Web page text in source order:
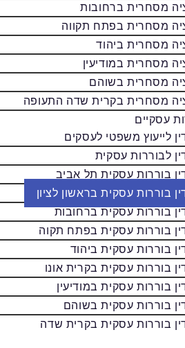
מסחרית ברחובות
מסחרית בפתח תקווה
מסחרית ביהוד
מסחרית במודיעין
מסחרית בשוהם
מסחרית בקרית שדה התעופה
עסקיים
לייעוץ משפטי לעסקים
לבוררות עסקית
בוררות עסקית תל אביב
בוררות עסקית בראשון לציון
בוררות עסקית ברחובות
בוררות עסקית בפתח תקוה
בוררות עסקית ביהוד
בוררות עסקית בקרית אונו
בוררות עסקית במודיעין
בוררות עסקית בשוהם
בוררות עסקית בקרית שדה